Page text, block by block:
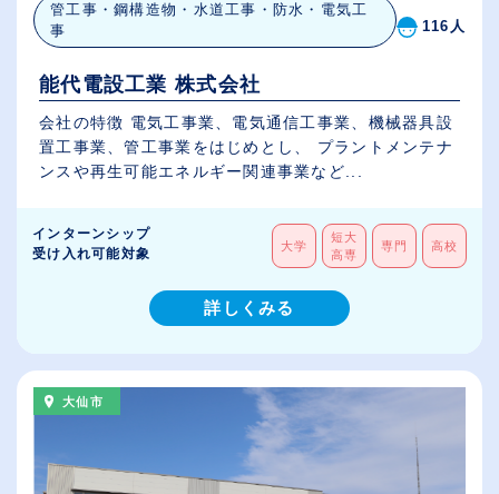
管工事・鋼構造物・水道工事・防水・電気工
事
116人
能代電設工業 株式会社
会社の特徴 電気工事業、電気通信工事業、機械器具設
置工事業、管工事業をはじめとし、 プラントメンテナ
ンスや再生可能エネルギー関連事業など...
インターンシップ
受け入れ可能対象
大学
短大
高専
専門 高校
詳しくみる
大仙市